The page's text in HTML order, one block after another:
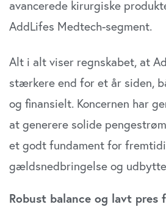
din brug af vores website med
sociale medier,
data med andre oplysninger, du har
samtykker til vores cookies, hvis
anvende vores hjemmeside.
avancerede kirurgiske
AddLifes Medtech-segment.
Alt i alt viser regnskabet, at
stærkere end for et år siden,
og finansielt. Koncernen har
at generere solide
et godt fundament for
gældsnedbringelse og
Robust balance og lavt pres